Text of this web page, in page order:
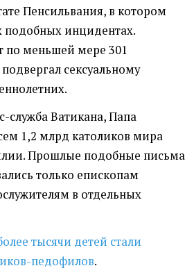
Пенсильвания, в котором
подобных инцидентах.
по меньшей мере 301
сексуальному
служба Ватикана, Папа
1,2 млрд католиков мира
Прошлые подобные письма
только епископам
в отдельных
тысячи детей стали
педофилов.